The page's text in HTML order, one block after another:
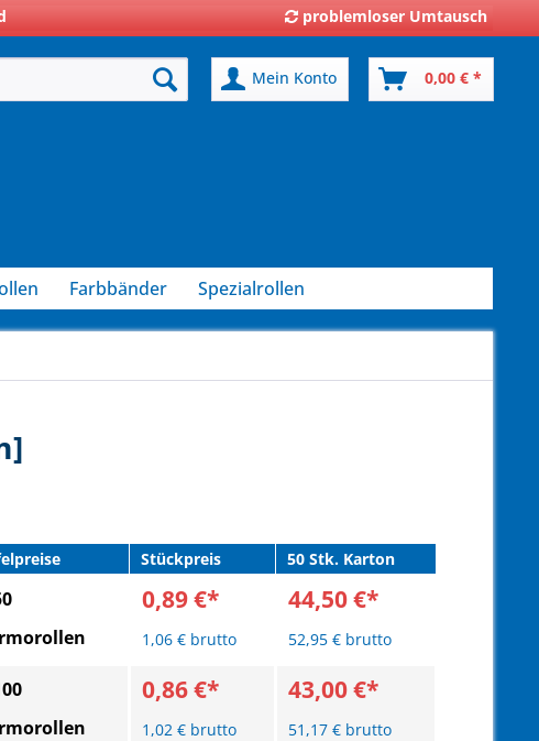
problemloser Umtausch
Mein Konto 0,00 € *
Farbbänder Spezialrollen
Stückpreis 50 Stk. Karton
0,89 €*
1,06 € brutto
44,50 €*
52,95 € brutto
0,86 €*
1,02 € brutto
43,00 €*
51,17 € brutto